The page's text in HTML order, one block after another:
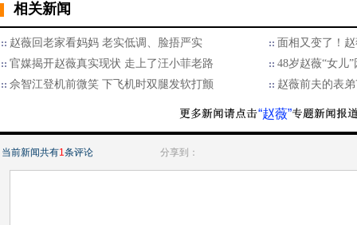
相关新闻
赵薇回老家看妈妈 老实低调、脸捂严实
面相又变了！
官媒揭开赵薇真实现状 走上了汪小菲老路
48岁赵薇“女儿
佘智江登机前微笑 下飞机时双腿发软打颤
赵薇前夫的表
“赵薇”
当前新闻共有1条评论 分享到：